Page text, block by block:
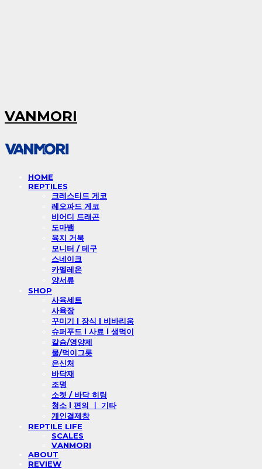
VANMORI
HOME
REPTILES
크레스티드 게코
레오파드 게코
비어디 드래곤
도마뱀
육지 거북
모니터 / 테구
스네이크
카멜레온
양서류
SHOP
사육세트
사육장
꾸미기 l 장식 l 비바리움
슈퍼푸드 l 사료 l 생먹이
칼슘/영양제
물/먹이그릇
은신처
바닥재
조명
소켓 / 바닥 히팅
청소 l 편의 ㅣ 기타
개인결제창
REPTILE LIFE
SCALES
VANMORI
ABOUT
REVIEW